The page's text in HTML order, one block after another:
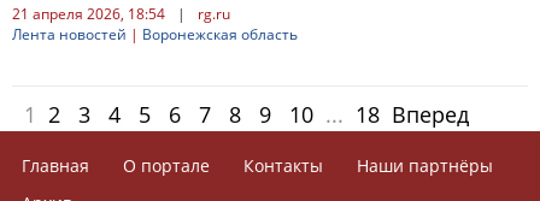
21 апреля 2026, 18:54 |
rg.ru
Лента новостей | Воронежская область
1 2 3 4 5 6 7 8 9 10 ... 18 Вперед
Главная О портале Контакты
Наши партнёры